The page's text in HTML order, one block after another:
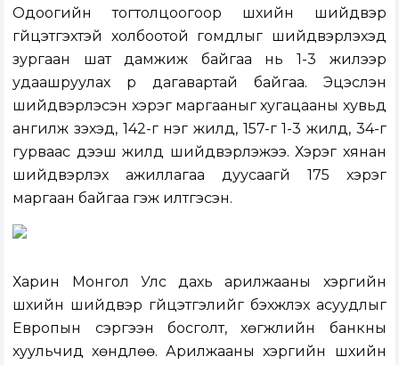
Одоогийн тогтолцоогоор шүүхийн шийдвэр
гүйцэтгэхтэй холбоотой гомдлыг шийдвэрлэхэд
зургаан шат дамжиж байгаа нь 1-3 жилээр
удаашруулах үр дагавартай байгаа. Эцэслэн
шийдвэрлэсэн хэрэг маргааныг хугацааны хувьд
ангилж үзэхэд, 142-г нэг жилд, 157-г 1-3 жилд, 34-г
гурваас дээш жилд шийдвэрлэжээ. Хэрэг хянан
шийдвэрлэх ажиллагаа дуусаагүй 175 хэрэг
маргаан байгаа гэж илтгэсэн.
Харин Монгол Улс дахь арилжааны хэргийн
шүүхийн шийдвэр гүйцэтгэлийг бэхжүүлэх асуудлыг
Европын сэргээн босголт, хөгжлийн банкны
хуульчид хөндлөө. Арилжааны хэргийн шүүхийн